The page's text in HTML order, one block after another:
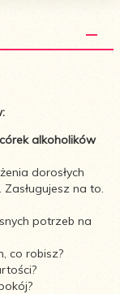
alkoholików
dorosłych
na to.
potrzeb na
co robisz?